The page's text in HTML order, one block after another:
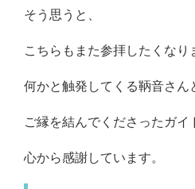
そう思うと、
こちらもまた参拝したくなり
何かと触発してくる鞆音さん
ご縁を結んでくださったガイ
心から感謝しています。